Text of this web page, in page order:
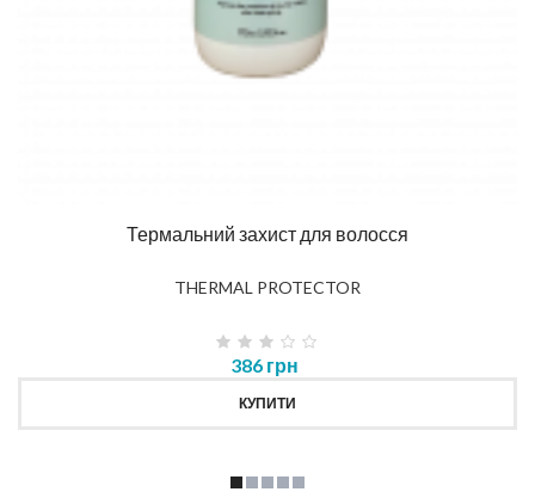
Термальний захист для волосся
THERMAL PROTECTOR
386 грн
КУПИТИ